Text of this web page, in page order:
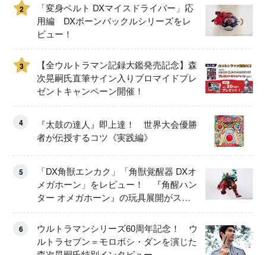
2
「変身ベルト DXマイスドライバー」応
用編 DXボーンバックルシリーズをレ
ビュー！
3
【全ウルトラマン記録大鑑発売記念】森
次晃嗣氏直筆サイン入りブロマイドプレ
ゼントキャンペーン開催！
4
『太鼓の達人』即上達！ 世界大会優勝
者が伝授するコツ《実践編》
5
「DX角獣エンカク」「角獣覚醒器 DXオ
メガホーン」をレビュー！ 『角醒ハン
ター オメガホーン』の玩具展開がスタ
ート！
6
ウルトラマンシリーズ60周年記念！ ウ
ルトラセブン＝モロボシ・ダンを演じた